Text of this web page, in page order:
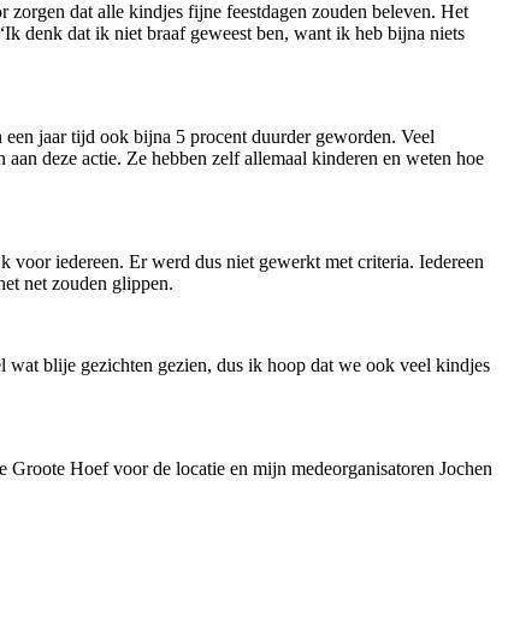
zorgen dat alle kindjes fijne feestdagen zouden beleven. Het
Ik denk dat ik niet braaf geweest ben, want ik heb bijna niets
jaar tijd ook bijna 5 procent duurder geworden. Veel
deze actie. Ze hebben zelf allemaal kinderen en weten hoe
voor iedereen. Er werd dus niet gewerkt met criteria. Iedereen
net zouden glippen.
wat blije gezichten gezien, dus ik hoop dat we ook veel kindjes
Hoef voor de locatie en mijn medeorganisatoren Jochen